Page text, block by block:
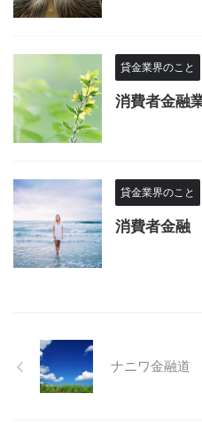
貸金業界のこと
消費者金融
貸金業界のこと
消費者金融
ナニワ金融道